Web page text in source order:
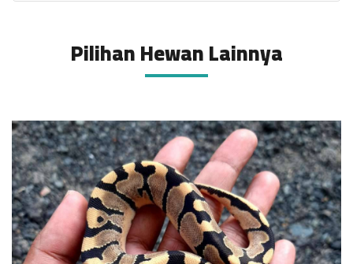
Pilihan Hewan Lainnya